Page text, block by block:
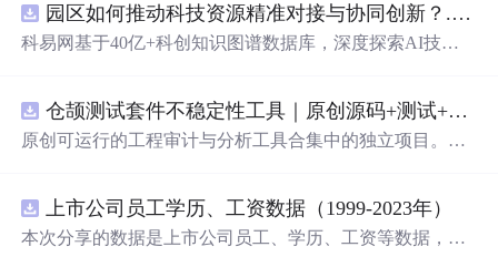
园区如何推动科技资源精准对接与协同创新？.docx
科易网基于40亿+科创知识图谱数据库，深度探索AI技术
新领域的AI+数智化解决方案，推动科技创新与产业创新
智能化发展。
仓颉测试套件不稳定性工具｜原创源码+测试+离线报告
原创可运行的工程审计与分析工具合集中的独立项目。每
VG 报告、1080×720 运行效果图、README、运行说明、
MIT License 与原创授权声明。零第三方运行依赖，不包含
上市公司员工学历、工资数据（1999-2023年）
本次分享的数据是上市公司员工、学历、工资等数据，包